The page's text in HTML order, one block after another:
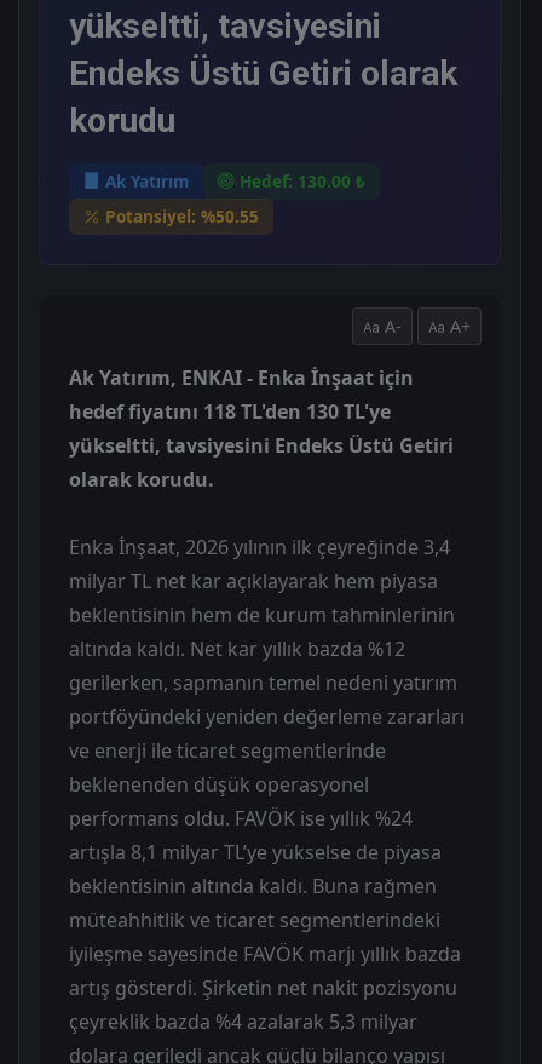
yükseltti, tavsiyesini
Endeks Üstü Getiri olarak
korudu
Ak Yatırım
Hedef: 130.00 ₺
Potansiyel: %50.55
A- A+
Ak Yatırım, ENKAI - Enka İnşaat için
hedef fiyatını 118 TL'den 130 TL'ye
yükseltti, tavsiyesini Endeks Üstü Getiri
olarak korudu.
Enka İnşaat, 2026 yılının ilk çeyreğinde 3,4
milyar TL net kar açıklayarak hem piyasa
beklentisinin hem de kurum tahminlerinin
altında kaldı. Net kar yıllık bazda %12
gerilerken, sapmanın temel nedeni yatırım
portföyündeki yeniden değerleme zararları
ve enerji ile ticaret segmentlerinde
beklenenden düşük operasyonel
performans oldu. FAVÖK ise yıllık %24
artışla 8,1 milyar TL’ye yükselse de piyasa
beklentisinin altında kaldı. Buna rağmen
müteahhitlik ve ticaret segmentlerindeki
iyileşme sayesinde FAVÖK marjı yıllık bazda
artış gösterdi. Şirketin net nakit pozisyonu
çeyreklik bazda %4 azalarak 5,3 milyar
dolara geriledi ancak güçlü bilanço yapısı